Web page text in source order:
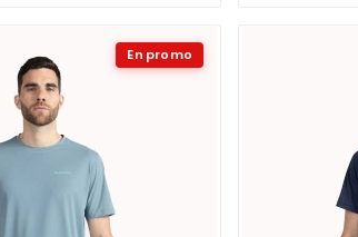
En promo